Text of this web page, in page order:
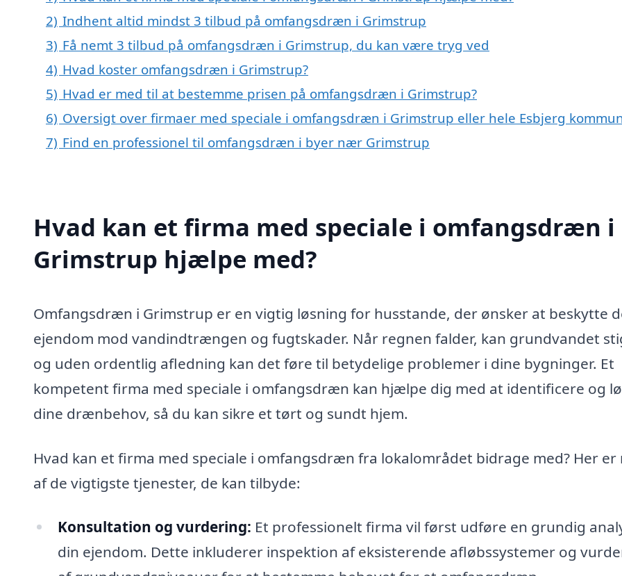
2) Indhent altid mindst 3 tilbud på omfangsdræn i Grimstrup
3) Få nemt 3 tilbud på omfangsdræn i Grimstrup, du kan være tryg ved
4) Hvad koster omfangsdræn i Grimstrup?
5) Hvad er med til at bestemme prisen på omfangsdræn i Grimstrup?
6) Oversigt over firmaer med speciale i omfangsdræn i Grimstrup eller hele Esbjerg
7) Find en professionel til omfangsdræn i byer nær Grimstrup
Hvad kan et firma med speciale i omfangsdræn i
Grimstrup hjælpe med?
Omfangsdræn i Grimstrup er en vigtig løsning for husstande, der ønsker at beskytte
ejendom mod vandindtrængen og fugtskader. Når regnen falder, kan grundvandet
og uden ordentlig afledning kan det føre til betydelige problemer i dine bygninger. Et
kompetent firma med speciale i omfangsdræn kan hjælpe dig med at identificere og
dine drænbehov, så du kan sikre et tørt og sundt hjem.
Hvad kan et firma med speciale i omfangsdræn fra lokalområdet bidrage med? Her er
af de vigtigste tjenester, de kan tilbyde:
Konsultation og vurdering: Et professionelt firma vil først udføre en grundig
din ejendom. Dette inkluderer inspektion af eksisterende afløbssystemer og